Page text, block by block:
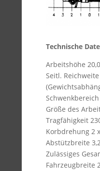
Technische
Arbeitshöhe
Seitl.
Schwenkbereich
Größe des
Tragfähigkeit
Korbdrehung 2
Abstützbreite
Zulässiges
Fahrzeugbreite